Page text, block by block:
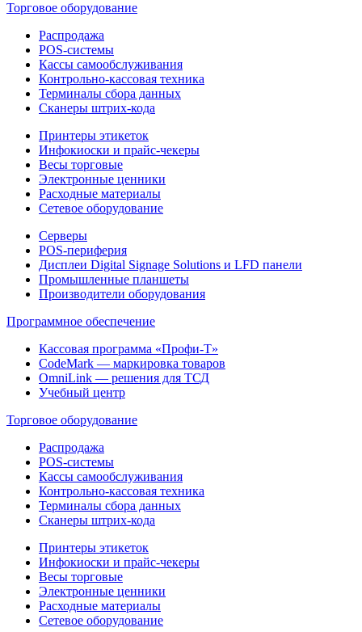
Торговое оборудование
Распродажа
POS-системы
Кассы самообслуживания
Контрольно-кассовая техника
Терминалы сбора данных
Сканеры штрих-кода
Принтеры этикеток
Инфокиоски и прайс-чекеры
Весы торговые
Электронные ценники
Расходные материалы
Сетевое оборудование
Серверы
POS-периферия
Дисплеи Digital Signage Solutions и LFD панели
Промышленные планшеты
Производители оборудования
Программное обеспечение
Кассовая программа «Профи-Т»
CodeMark — маркировка товаров
OmniLink — решения для ТСД
Учебный центр
Торговое оборудование
Распродажа
POS-системы
Кассы самообслуживания
Контрольно-кассовая техника
Терминалы сбора данных
Сканеры штрих-кода
Принтеры этикеток
Инфокиоски и прайс-чекеры
Весы торговые
Электронные ценники
Расходные материалы
Сетевое оборудование